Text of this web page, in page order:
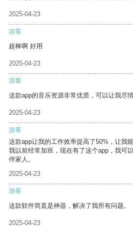
2025-04-23
游客
超棒啊 好用
2025-04-23
游客
这款app的音乐资源非常优质，可以让我尽
2025-04-23
游客
这款app让我的工作效率提高了50%，让我
我以前经常加班，现在有了这个app，我可
伴家人。
2025-04-23
游客
这款软件简直是神器，解决了我所有问题。
2025-04-23